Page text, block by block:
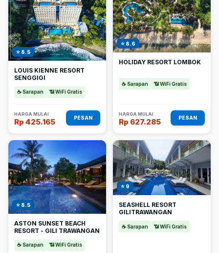
⭐ 8.5
LOUIS KIENNE RESORT
SENGGIGI
☕ Sarapan 📶 WiFi Gratis
HARGA MULAI
Rp 425.165 PESAN
⭐ 8.6
HOLIDAY RESORT LOMBOK
☕ Sarapan 📶 WiFi Gratis
HARGA MULAI
Rp 627.285 PESAN
⭐ 8.5
ASTON SUNSET BEACH
RESORT - GILI TRAWANGAN
☕ Sarapan 📶 WiFi Gratis
⭐ 9
SEASHELL RESORT
GILITRAWANGAN
☕ Sarapan 📶 WiFi Gratis